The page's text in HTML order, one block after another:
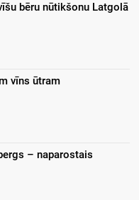
bēru nūtikšonu Latgolā
vīns ūtram
– naparostais